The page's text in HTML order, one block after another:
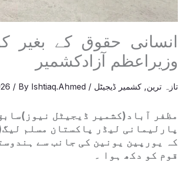
انسانی حقوق کے بغیر
وزیراعظم آزادکشمیر
تازہ ترین, کشمیر ڈیجیٹل /
/ By Ishtiaq.Ahmed
مظفر آباد(کشمیر ڈیجیٹل
پارلیمانی لیڈر پاکستان مسلم
کہ یورپین یونین کی جانب سے
قوم کو دکھ ہوا ۔